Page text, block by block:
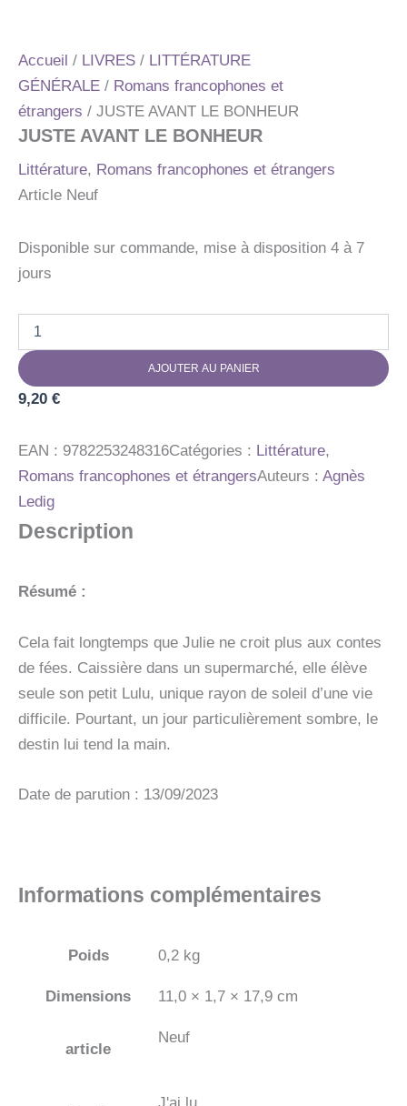
Accueil / LIVRES / LITTÉRATURE
GÉNÉRALE / Romans francophones et
étrangers / JUSTE AVANT LE BONHEUR
JUSTE AVANT LE BONHEUR
Littérature, Romans francophones et étrangers
Article Neuf
Disponible sur commande, mise à disposition 4 à 7
jours
JUSTE
AVANT
LE
AJOUTER AU PANIER
9,20 €
EAN : 9782253248316Catégories : Littérature,
Romans francophones et étrangersAuteurs : Agnès
Ledig
Description
Résumé :
Cela fait longtemps que Julie ne croit plus aux contes
de fées. Caissière dans un supermarché, elle élève
seule son petit Lulu, unique rayon de soleil d’une vie
difficile. Pourtant, un jour particulièrement sombre, le
destin lui tend la main.
Date de parution : 13/09/2023
Informations complémentaires
Poids 0,2 kg
Dimensions 11,0 × 1,7 × 17,9 cm
article
Neuf